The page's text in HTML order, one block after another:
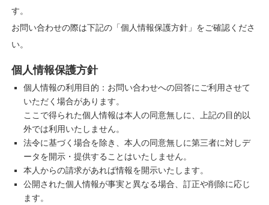
す。
お問い合わせの際は下記の「個人情報保護方針」をご確認くださ
い。
個人情報保護方針
個人情報の利用目的：お問い合わせへの回答にご利用させて
いただく場合があります。
ここで得られた個人情報は本人の同意無しに、上記の目的以
外では利用いたしません。
法令に基づく場合を除き、本人の同意無しに第三者に対しデ
ータを開示・提供することはいたしません。
本人からの請求があれば情報を開示いたします。
公開された個人情報が事実と異なる場合、訂正や削除に応じ
ます。